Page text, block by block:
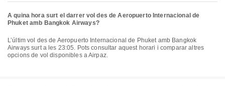
A quina hora surt el darrer vol des de Aeropuerto Internacional de
Phuket amb Bangkok Airways?
L’últim vol des de Aeropuerto Internacional de Phuket amb Bangkok
Airways surt a les 23:05. Pots consultar aquest horari i comparar altres
opcions de vol disponibles a Airpaz.